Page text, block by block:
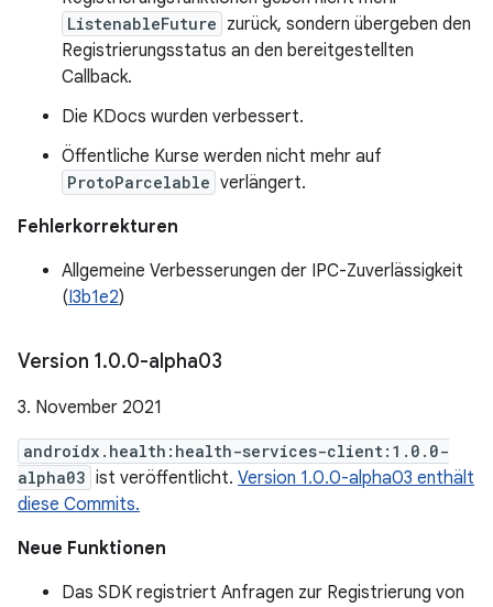
ListenableFuture zurück, sondern übergeben den
Registrierungsstatus an den bereitgestellten
Callback.
Die KDocs wurden verbessert.
Öffentliche Kurse werden nicht mehr auf
ProtoParcelable verlängert.
Fehlerkorrekturen
Allgemeine Verbesserungen der IPC-Zuverlässigkeit
(I3b1e2)
Version 1.0.0-alpha03
3. November 2021
androidx.health:health-services-client:1.0.0-
alpha03 ist veröffentlicht. Version 1.0.0-alpha03 enthält
diese Commits.
Neue Funktionen
Das SDK registriert Anfragen zur Registrierung von